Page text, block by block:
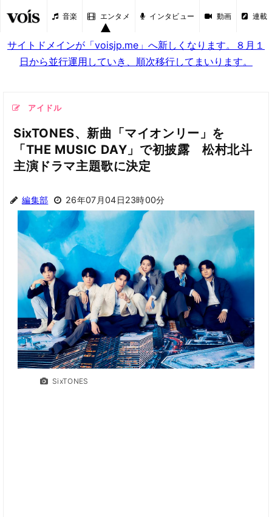
音楽 エンタメ インタビュー 動画 連載
サイトドメインが「voisjp.me」へ新しくなります。８月１
日から並行運用していき、順次移行してまいります。
アイドル
SixTONES、新曲「マイオンリー」を
「THE MUSIC DAY」で初披露 松村北斗
主演ドラマ主題歌に決定
編集部 26年07月04日23時00分
SixTONES